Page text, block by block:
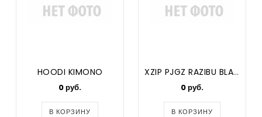
HOODI KIMONO
0 руб.
В КОРЗИНУ
XZIP PJGZ RAZIBU BLACK
0 руб.
В КОРЗИНУ